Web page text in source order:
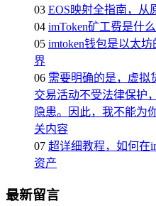
03 EOS映射全指南，从
04 imToken矿工费是什
05 imtoken钱包是以太
界
06 需要明确的是，虚拟
交易活动不受法律保护
隐患。因此，我不能为
关内容
07 超详细教程，如何在
资产
最新留言